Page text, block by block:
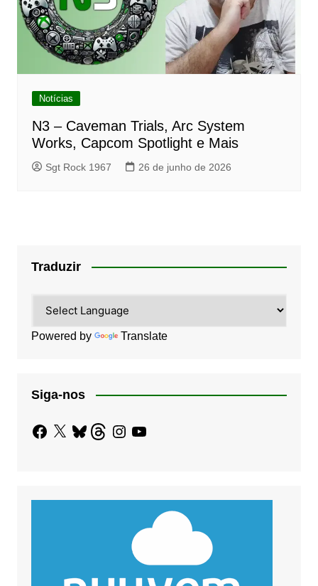
Notícias
N3 – Caveman Trials, Arc System
Works, Capcom Spotlight e Mais
Sgt Rock 1967 26 de junho de 2026
Traduzir
Powered by Translate
Siga-nos
Facebook
X BlueskyThreadsInstagram
YouTube